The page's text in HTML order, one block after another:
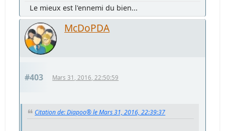
Le mieux est l'ennemi du bien...
McDoPDA
#403 Mars 31, 2016, 22:50:59
Citation de: Diapoo® le Mars 31, 2016, 22:39:37